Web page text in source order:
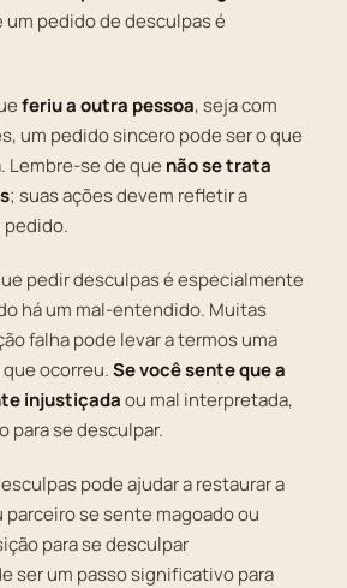
pedido de desculpas é
feriu a outra pessoa, seja com
um pedido sincero pode ser o que
Lembre-se de que não se trata
; suas ações devem refletir a
pedido.
pedir desculpas é especialmente
há um mal-entendido. Muitas
falha pode levar a termos uma
ocorreu.Se você sente que a
injustiçadaou mal interpretada,
para se desculpar.
pode ajudar a restaurar a
parceiro se sente magoado ou
para se desculpar
ser um passo significativo para